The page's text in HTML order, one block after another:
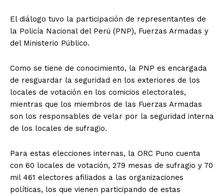
El diálogo tuvo la participación de representantes de
la Policía Nacional del Perú (PNP), Fuerzas Armadas y
del Ministerio Público.
Como se tiene de conocimiento, la PNP es encargada
de resguardar la seguridad en los exteriores de los
locales de votación en los comicios electorales,
mientras que los miembros de las Fuerzas Armadas
son los responsables de velar por la seguridad interna
de los locales de sufragio.
Para estas elecciones internas, la ORC Puno cuenta
con 60 locales de votación, 279 mesas de sufragio y 70
mil 461 electores afiliados a las organizaciones
políticas, los que vienen participando de estas